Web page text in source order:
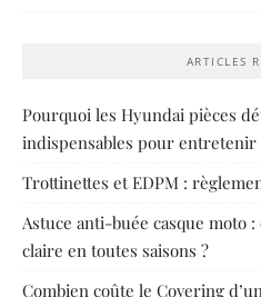
ARTICLES
Pourquoi les Hyundai pièces
indispensables pour entretenir
Trottinettes et EDPM :
Astuce anti-buée casque moto
claire en toutes saisons ?
Combien coûte le Covering